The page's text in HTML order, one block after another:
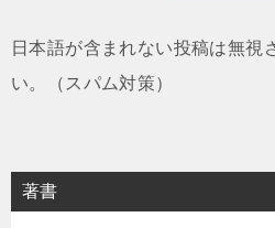
日本語が含まれない投稿は無視
い。（スパム対策）
著書